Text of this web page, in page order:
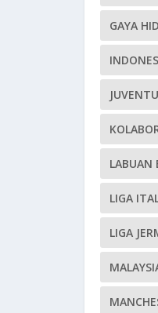
GAYA
LABUAN
LIGA
LIGA